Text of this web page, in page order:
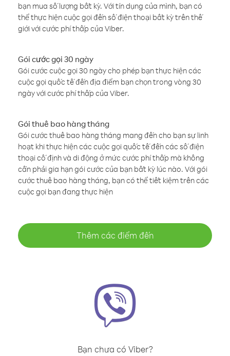
bạn mua số lượng bất kỳ. Với tín dụng của mình, bạn có
thể thực hiện cuộc gọi đến số điện thoại bất kỳ trên thế
giới với cước phí thấp của Viber.
Gói cước gọi 30 ngày
Gói cước cuộc gọi 30 ngày cho phép bạn thực hiện các
cuộc gọi quốc tế đến địa điểm bạn chọn trong vòng 30
ngày với cước phí thấp của Viber.
Gói thuê bao hàng tháng
Gói cước thuê bao hàng tháng mang đến cho bạn sự linh
hoạt khi thực hiện các cuộc gọi quốc tế đến các số điện
thoại cố định và di động ở mức cước phí thấp mà không
cần phải gia hạn gói cước của bạn bất kỳ lúc nào. Với gói
cước thuê bao hàng tháng, bạn có thể tiết kiệm trên các
cuộc gọi bạn đang thực hiện
Thêm các điểm đến
Bạn chưa có Viber?